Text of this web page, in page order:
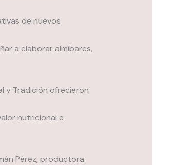
de nuevos
a elaborar almíbares,
y Tradición ofrecieron
nutricional e
Pérez, productora